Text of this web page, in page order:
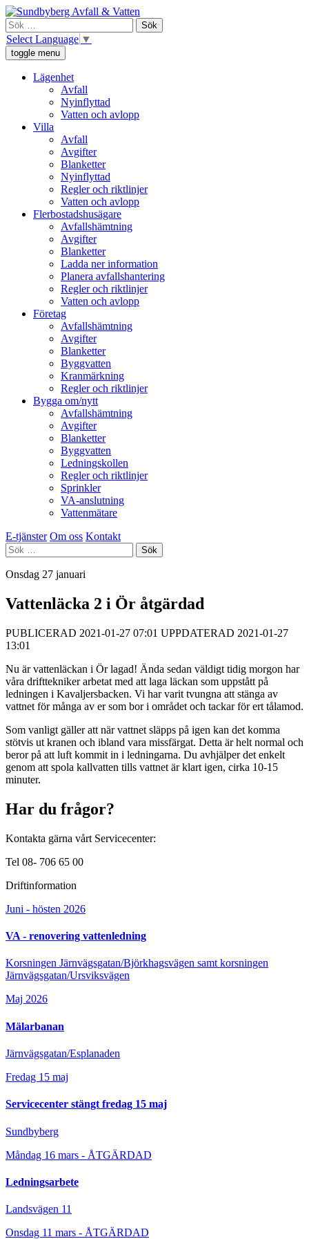
Skip
to
content
Sundbyberg Avfall och Vatten
Vi ansvarar för sophämtning, leverans av rent dricksvatten och att
avloppsvattnet tas omhand i Sundbyberg.
Sök
efter:
Select Language ▼
toggle menu
Lägenhet
Avfall
Nyinflyttad
Vatten och avlopp
Villa
Avfall
Avgifter
Blanketter
Nyinflyttad
Regler och riktlinjer
Vatten och avlopp
Flerbostadshusägare
Avfallshämtning
Avgifter
Blanketter
Ladda ner information
Planera avfallshantering
Regler och riktlinjer
Vatten och avlopp
Företag
Avfallshämtning
Avgifter
Blanketter
Byggvatten
Kranmärkning
Regler och riktlinjer
Bygga om/nytt
Avfallshämtning
Avgifter
Blanketter
Byggvatten
Ledningskollen
Regler och riktlinjer
Sprinkler
VA-anslutning
Vattenmätare
E-tjänster Om oss Kontakt
Sök
efter:
Onsdag 27 januari
Vattenläcka 2 i Ör åtgärdad
PUBLICERAD 2021-01-27 07:01 UPPDATERAD 2021-01-27
13:01
Nu är vattenläckan i Ör lagad! Ända sedan väldigt tidig morgon har
våra drifttekniker arbetat med att laga läckan som uppstått på
ledningen i Kavaljersbacken. Vi har varit tvungna att stänga av
vattnet för många av er som bor i området och tackar för ert tålamod.
Som vanligt gäller att när vattnet släpps på igen kan det komma
stötvis ut kranen och ibland vara missfärgat. Detta är helt normal och
beror på att luft kommit in i ledningarna. Du avhjälper det enkelt
genom att spola kallvatten tills vattnet är klart igen, cirka 10-15
minuter.
Har du frågor?
Kontakta gärna vårt Servicecenter:
Tel 08- 706 65 00
Driftinformation
Juni - hösten 2026
VA - renovering vattenledning
Korsningen Järnvägsgatan/Björkhagsvägen samt korsningen
Järnvägsgatan/Ursviksvägen
Maj 2026
Mälarbanan
Järnvägsgatan/Esplanaden
Fredag 15 maj
Servicecenter stängt fredag 15 maj
Sundbyberg
Måndag 16 mars - ÅTGÄRDAD
Ledningsarbete
Landsvägen 11
Onsdag 11 mars - ÅTGÄRDAD